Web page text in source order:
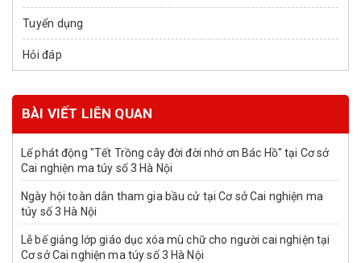
Tuyển dụng
Hỏi đáp
BÀI VIẾT LIÊN QUAN
Lế phát động "Tết Trồng cây đời đời nhớ ơn Bác Hồ" tại Cơ sở
Cai nghiện ma túy số 3 Hà Nội
Ngày hội toàn dân tham gia bầu cử tại Cơ sở Cai nghiện ma
túy số 3 Hà Nội
Lễ bế giảng lớp giáo dục xóa mù chữ cho người cai nghiện tại
Cơ sở Cai nghiện ma túy số 3 Hà Nội